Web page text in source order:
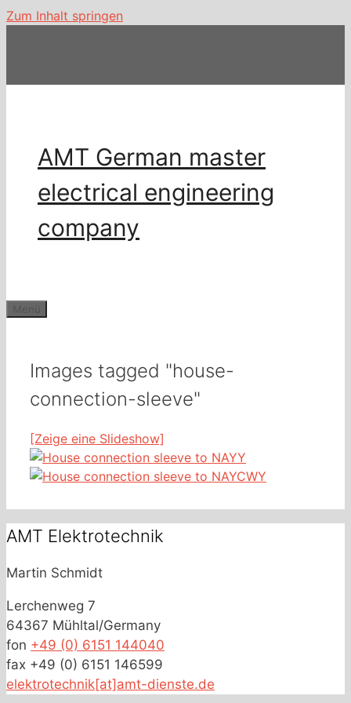
Zum Inhalt springen
AMT German master
electrical engineering
company
Images tagged "house-
connection-sleeve"
[Zeige eine Slideshow]
AMT Elektrotechnik
Martin Schmidt
Lerchenweg 7
64367 Mühltal/Germany
fon +49 (0) 6151 144040
fax +49 (0) 6151 146599
elektrotechnik[at]amt-dienste.de